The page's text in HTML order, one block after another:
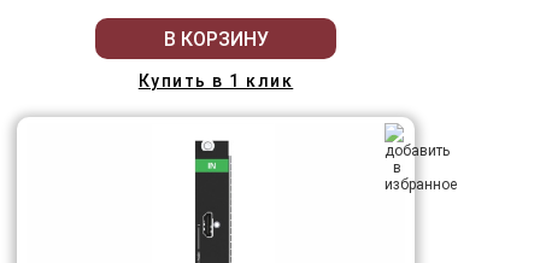
В КОРЗИНУ
Купить в 1 клик